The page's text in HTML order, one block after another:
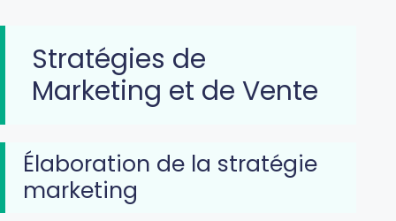
Stratégies de
Marketing et de Vente
Élaboration de la stratégie
marketing